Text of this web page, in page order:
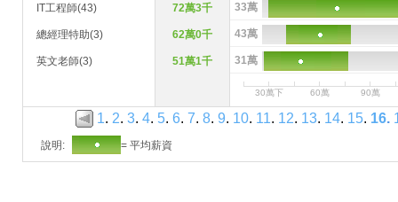
IT工程師(43) 72萬3千 33萬
總經理特助(3) 62萬0千 43萬
英文老師(3) 51萬1千 31萬
30萬下 60萬 90萬
1. 2. 3. 4. 5. 6. 7. 8. 9. 10. 11. 12. 13. 14. 15. 16.
說明: = 平均薪資